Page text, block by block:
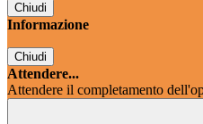
Chiudi
Informazione
Chiudi
Attendere...
Attendere il completamento